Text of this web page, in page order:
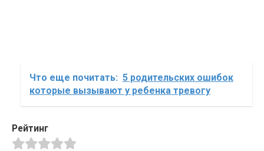
Что еще почитать: 5 родительских ошибок
которые вызывают у ребенка тревогу
Рейтинг